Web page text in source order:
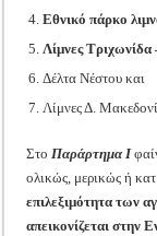
Εθνικό πάρκο
Λίμνες Τριχωνίδα
Δέλτα Νέστου και
Λίμνες Δ.
ΣτοΠαράρτημα Ι
ολικώς, μερικώς ή
επιλεξιμότητα των
απεικονίζεται στην